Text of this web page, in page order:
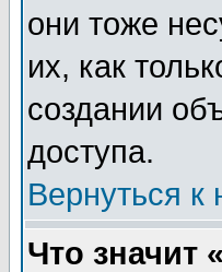
они тоже
их, как
создании
доступа.
Вернуться к
Что значит